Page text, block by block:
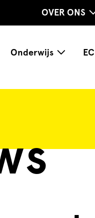
OVER ONS
Onderwijs